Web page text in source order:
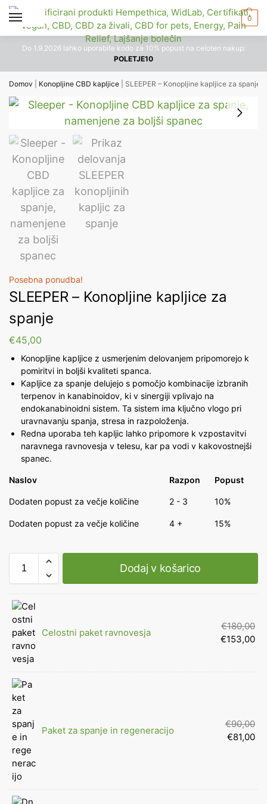
0
Do 1.9.2026 lahko uporabite kodo za 10% popust na celoten nakup:
POLETJE10
Domov Konopljine CBD kapljice SLEEPER – Konopljine kapljice za spanje
Posebna ponudba!
SLEEPER – Konopljine kapljice za
spanje
€45,00
Konopljine kapljice z usmerjenim delovanjem pripomorejo k
pomiritvi in boljši kvaliteti spanca.
Kapljice za spanje delujejo s pomočjo kombinacije izbranih
terpenov in kanabinoidov, ki v sinergiji vplivajo na
endokanabinoidni sistem. Ta sistem ima ključno vlogo pri
uravnavanju spanja, stresa in razpoloženja.
Redna uporaba teh kapljic lahko pripomore k vzpostavitvi
naravnega ravnovesja v telesu, kar pa vodi v kakovostnejši
spanec.
Naslov Razpon Popust
Dodaten popust za večje količine 2 - 3 10%
Dodaten popust za večje količine 4 + 15%
Dodaj v košarico
Celostni paket ravnovesja
€180,00
€153,00
Paket za spanje in regeneracijo
€90,00
€81,00